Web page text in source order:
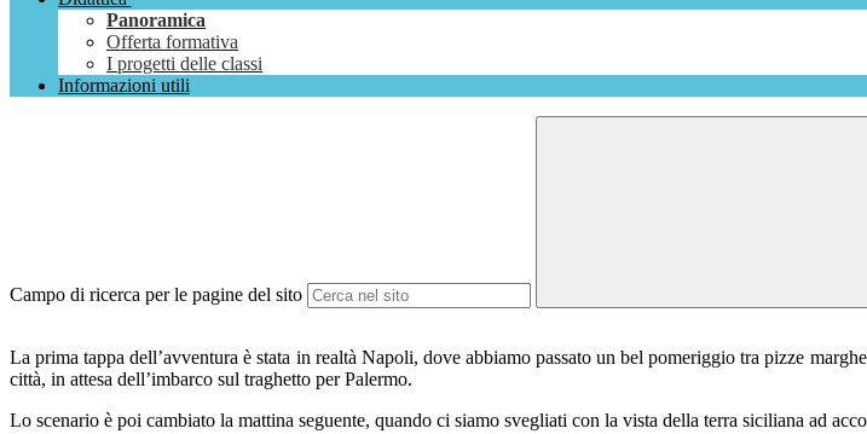
Panoramica
Offerta formativa
I progetti delle classi
Informazioni utili
Campo di ricerca per le pagine del sito
La prima tappa dell’avventura è stata in realtà Napoli, dove abbiamo passato un bel pomeriggio tra pizze
città, in attesa dell’imbarco sul traghetto per Palermo.
Lo scenario è poi cambiato la mattina seguente, quando ci siamo svegliati con la vista della terra siciliana ad